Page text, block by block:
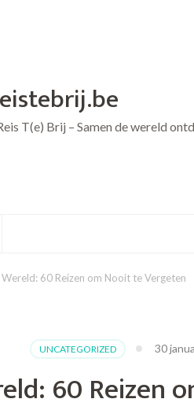
T(e) Brij – Samen de wereld
60 Reizen om Nooit te Vergeten
UNCATEGORIZED 30
60 Reizen